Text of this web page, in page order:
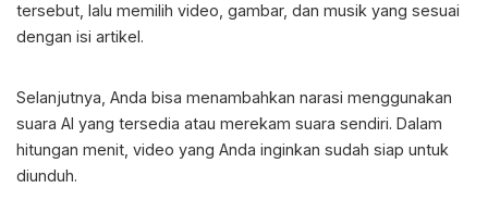
tersebut, lalu memilih video, gambar, dan musik yang sesuai
dengan isi artikel.
Selanjutnya, Anda bisa menambahkan narasi menggunakan
suara AI yang tersedia atau merekam suara sendiri. Dalam
hitungan menit, video yang Anda inginkan sudah siap untuk
diunduh.